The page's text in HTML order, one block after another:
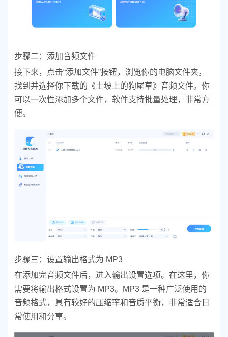
步骤二：添加音频文件
接下来，点击“添加文件”按钮，浏览你的电脑文件夹，
找到并选择你下载的《土坡上的狗尾草》音频文件。你
可以一次性添加多个文件，软件支持批量处理，非常方
便。
步骤三：设置输出格式为 MP3
在添加完音频文件后，进入输出设置选项。在这里，你
需要将输出格式设置为 MP3。MP3 是一种广泛使用的
音频格式，具有较好的压缩率和音质平衡，非常适合日
常使用和分享。